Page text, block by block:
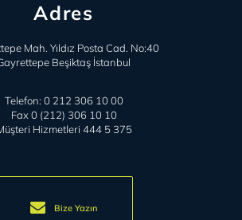
Adres
Mah. Yıldız Posta Cad. No:40
Beşiktaş İstanbul
Telefon: 0 212 306 10 00
Fax0 (212) 306 10 10
Hizmetleri 444 5 375
Bize Yazın